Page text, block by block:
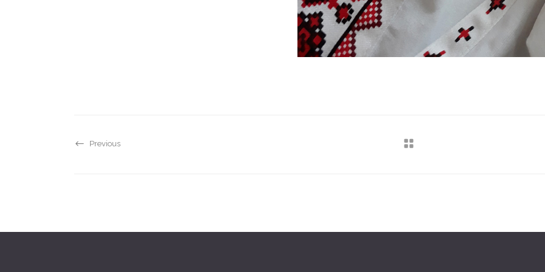
Previous